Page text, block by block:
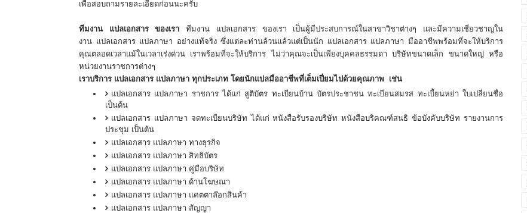
เพื่อสอบถามรายละเอียดก่อนนะครับ
​ทีมงาน แปลเอกสาร ของเราทีมงาน แปลเอกสาร ของเรา เป็นผู้มีประสบการณ์ในสาขาวิชาต่างๆ และมีความเชี่ยวชาญใน
งาน แปลเอกสาร แปลภาษา อย่างแท้จริง ซึ่งแต่ละท่านล้วนแล้วแต่เป็นนัก แปลเอกสาร แปลภาษา มืออาชีพพร้อมที่จะให้บริการ
คุณตลอดเวลาแม้ในเวลาเร่งด่วน เราพร้อมที่จะให้บริการ ไม่ว่าคุณจะเป็นเพียงบุคคลธรรมดา บริษัทขนาดเล็ก ขนาดใหญ่ หรือ
หน่วยงานราชการต่างๆ
เราบริการ แปลเอกสาร แปลภาษา ทุกประเภท โดยนักแปลมืออาชีพที่เต็มเปี่ยมไปด้วยคุณภาพ เช่น
แปลเอกสาร แปลภาษา ราชการ ได้แก่ สูติบัตร ทะเบียนบ้าน บัตรประชาชน ทะเบียนสมรส ทะเบีัยนหย่า ใบเปลี่ยนชื่อ
เป็นต้น
แปลเอกสาร แปลภาษา จดทะเบียนบริษัท ได้แก่ หนังสือรับรองบริษัท หนังสือบริคณฑ์สนธิ ข้อบังคับบริษัท รายงานการ
ประชุม เป็นต้น
แปลเอกสาร แปลภาษา ทางธุรกิจ
แปลเอกสาร แปลภาษา สิทธิบัตร
แปลเอกสาร แปลภาษา คู่มือบริษัท
แปลเอกสาร แปลภาษา ด้านโฆษณา
แปลเอกสาร แปลภาษา แคตตาล๊อกสินค้า
แปลเอกสาร แปลภาษา สัญญา